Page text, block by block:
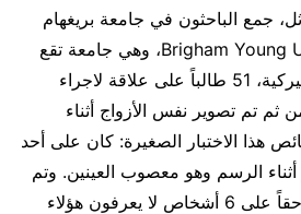
جمع الباحثون في جامعة بريغهام
يونغ مورمون Brigham Young University، وهي جامعة تقع
في الولايات المتحدة الأميركية، 51 طالباً على علاقة لاجراء
ثم تم تصوير نفس الأزواج أثناء
هذا الاختبار الصغيرة: كان على أحد
الرسم وهو معصوب العينين. وتم
عرض هذه الفيديوهات لاحقاً على 6 أشخاص لا يعرفون هؤلاء